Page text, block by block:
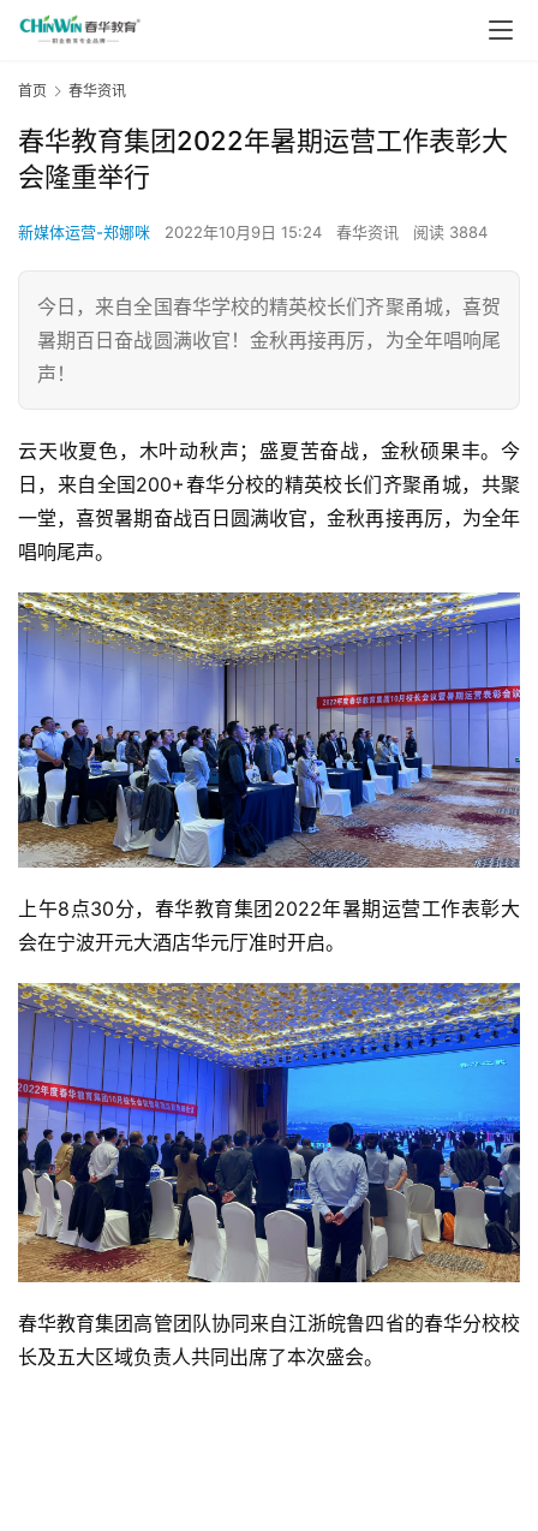
首页 春华资讯
春华教育集团2022年暑期运营工作表彰大
会隆重举行
新媒体运营-郑娜咪 2022年10月9日 15:24 春华资讯 阅读 3884
今日，来自全国春华学校的精英校长们齐聚甬城，喜贺
暑期百日奋战圆满收官！金秋再接再厉，为全年唱响尾
声！
云天收夏色，木叶动秋声；盛夏苦奋战，金秋硕果丰。今
日，来自全国200+春华分校的精英校长们齐聚甬城，共聚
一堂，喜贺暑期奋战百日圆满收官，金秋再接再厉，为全年
唱响尾声。
上午8点30分，春华教育集团2022年暑期运营工作表彰大
会在宁波开元大酒店华元厅准时开启。
春华教育集团高管团队协同来自江浙皖鲁四省的春华分校校
长及五大区域负责人共同出席了本次盛会。